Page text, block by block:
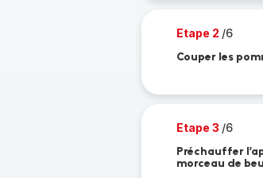
Etape 2 /6
Couper les
Etape 3 /6
Préchauffer
morceau de